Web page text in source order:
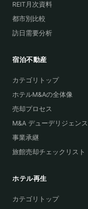
REIT月次資料
都市別比較
訪日需要分析
宿泊不動産
カテゴリトップ
ホテルM&Aの全体像
売却プロセス
M&A デューデリジェンス
事業承継
旅館売却チェックリスト
ホテル再生
カテゴリトップ